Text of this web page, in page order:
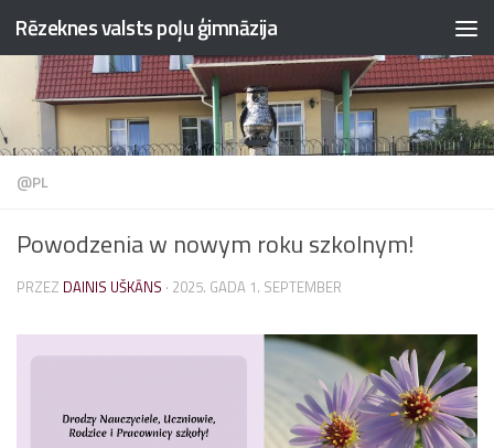
Przejdź do treści
Rēzeknes valsts poļu ģimnāzija
@PL
Powodzenia w nowym roku szkolnym!
PRZEZ DAINIS UŠKĀNS · 2025. GADA 1. SEPTEMBER